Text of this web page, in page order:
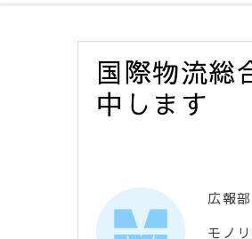
国際物流総
中します
広報部
モノ